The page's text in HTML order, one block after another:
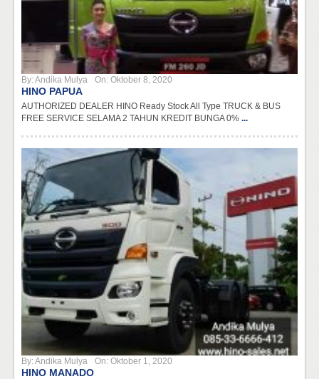
By:Andika Mulya On: Oktober 8, 2020
HINO PAPUA
AUTHORIZED DEALER HINO Ready Stock All Type TRUCK & BUS
FREE SERVICE SELAMA 2 TAHUN KREDIT BUNGA 0% ...
By:Andika Mulya On: Oktober 1, 2020
HINO MANADO